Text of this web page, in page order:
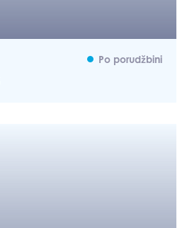
Po porudžbini